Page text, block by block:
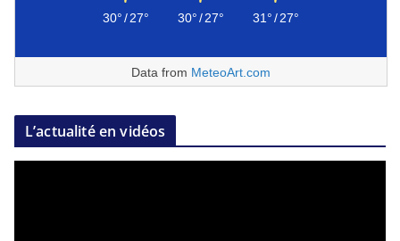
30°/27° 30°/27° 31°/27°
Data from MeteoArt.com
L’actualité en vidéos